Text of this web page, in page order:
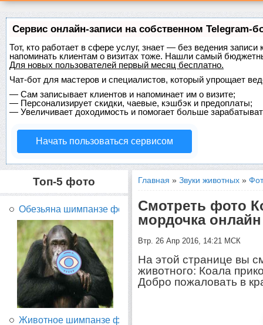
Сервис онлайн-записи на собственном Telegram-
Тот, кто работает в сфере услуг, знает — без ведения
напоминать клиентам о визитах тоже. Нашли самый
Для новых пользователей первый месяц бесплатно.
Чат-бот для мастеров и специалистов, который упрощает
— Сам записывает клиентов и напоминает им о визите;
— Персонализирует скидки, чаевые, кэшбэк и предоплаты;
— Увеличивает доходимость и помогает больше
Начать пользоваться сервисом
Топ-5 фото
Обезьяна шимпанзе фото...
Животное шимпанзе фото...
Главная »Звуки животных »
Смотреть фото
мордочка
Втр. 26 Апр 2016, 14:21 МСК
На этой странице вы
животного: Коала
Добро пожаловать в